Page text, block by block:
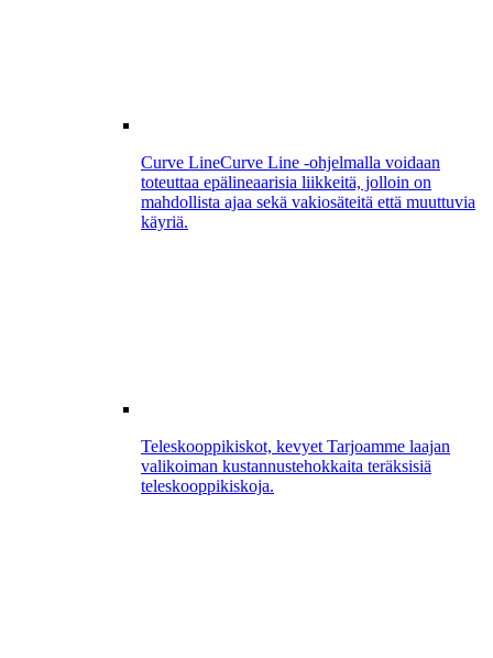
Curve LineCurve Line -ohjelmalla voidaan
toteuttaa epälineaarisia liikkeitä, jolloin on
mahdollista ajaa sekä vakiosäteitä että muuttuvia
käyriä.
Teleskooppikiskot, kevyet Tarjoamme laajan
valikoiman kustannustehokkaita teräksisiä
teleskooppikiskoja.